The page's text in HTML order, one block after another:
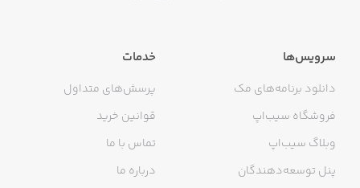
سرویس‌ها
دانلود برنامه‌های مک
فروشگاه سیب‌اپ
وبلاگ سیب‌اپ
پنل توسعه‌دهندگان
خدمات
پرسش‌های متداول
قوانین خرید
تماس با ما
درباره ما